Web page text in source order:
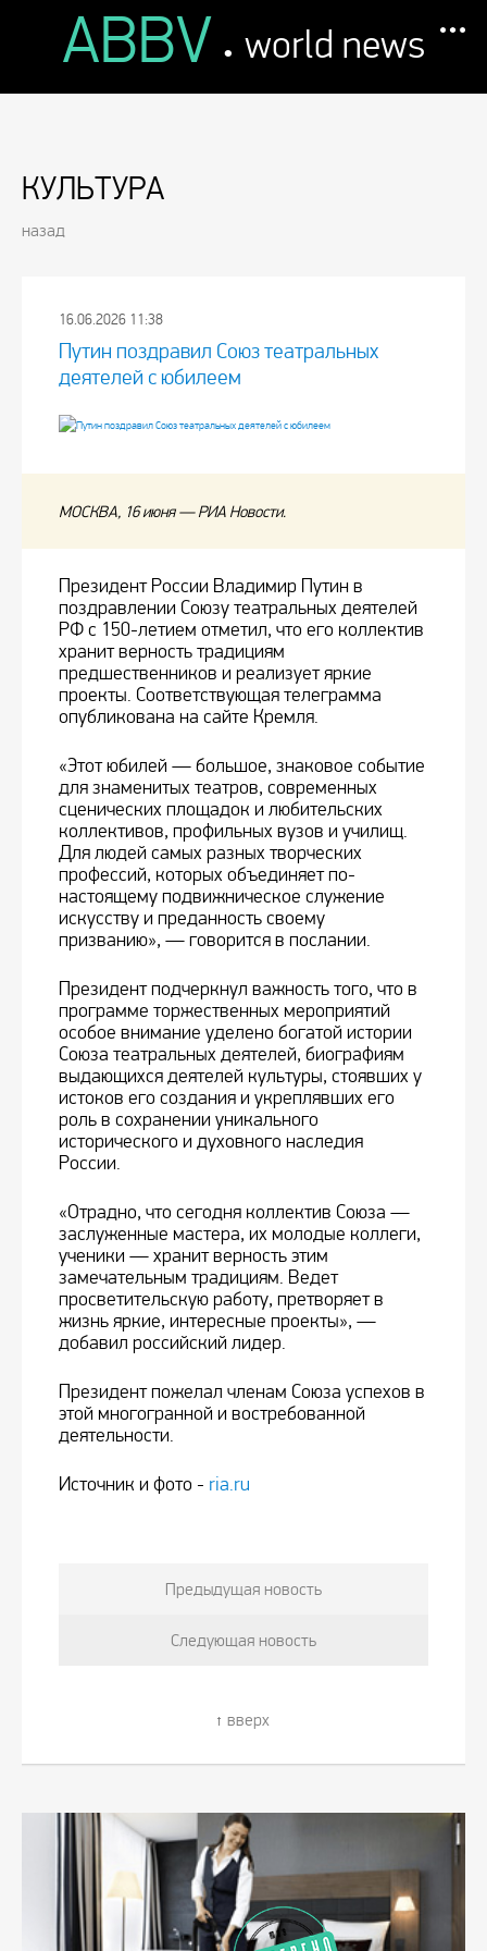
ABBV . world news
КУЛЬТУРА
назад
16.06.2026 11:38
Путин поздравил Союз театральных
деятелей с юбилеем
МОСКВА, 16 июня — РИА Новости.
Президент России Владимир Путин в
поздравлении Союзу театральных деятелей
РФ с 150-летием отметил, что его коллектив
хранит верность традициям
предшественников и реализует яркие
проекты. Соответствующая телеграмма
опубликована на сайте Кремля.
«Этот юбилей — большое, знаковое событие
для знаменитых театров, современных
сценических площадок и любительских
коллективов, профильных вузов и училищ.
Для людей самых разных творческих
профессий, которых объединяет по-
настоящему подвижническое служение
искусству и преданность своему
призванию», — говорится в послании.
Президент подчеркнул важность того, что в
программе торжественных мероприятий
особое внимание уделено богатой истории
Союза театральных деятелей, биографиям
выдающихся деятелей культуры, стоявших у
истоков его создания и укреплявших его
роль в сохранении уникального
исторического и духовного наследия
России.
«Отрадно, что сегодня коллектив Союза —
заслуженные мастера, их молодые коллеги,
ученики — хранит верность этим
замечательным традициям. Ведет
просветительскую работу, претворяет в
жизнь яркие, интересные проекты», —
добавил российский лидер.
Президент пожелал членам Союза успехов в
этой многогранной и востребованной
деятельности.
Источник и фото - ria.ru
Предыдущая новость
Следующая новость
вверх